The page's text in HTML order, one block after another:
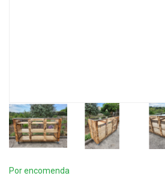
Por encomenda